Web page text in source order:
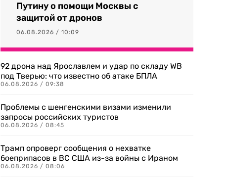
Путину о помощи Москвы с
защитой от дронов
06.08.2026 / 10:09
92 дрона над Ярославлем и удар по складу WB
под Тверью: что известно об атаке БПЛА
06.08.2026 / 09:38
Проблемы с шенгенскими визами изменили
запросы российских туристов
06.08.2026 / 08:45
Трамп опроверг сообщения о нехватке
боеприпасов в ВС США из-за войны с Ираном
06.08.2026 / 08:06